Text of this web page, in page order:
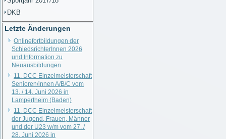
DKB
Letzte Änderungen
Onlinefortbildungen der
SchiedsrichterInnen 2026
und Information zu
Neuausbildungen
11. DCC Einzelmeisterschaft
Senioren/innen A/B/C vom
13. / 14. Juni 2026 in
Lampertheim (Baden)
11. DCC Einzelmeisterschaft
der Jugend, Frauen, Männer
und der U23 w/m vom 27. /
28. Juni 2026 in